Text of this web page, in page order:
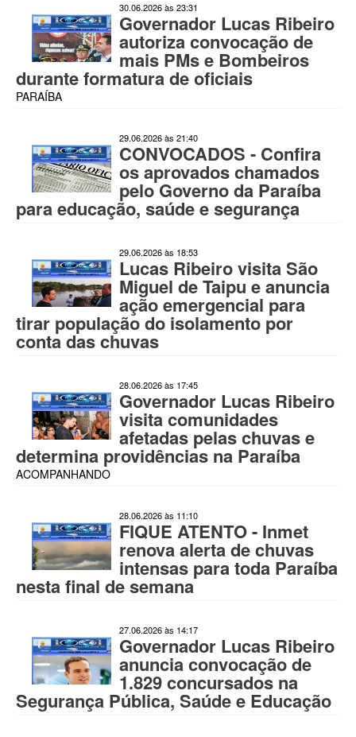
30.06.2026 às 23:31
Governador Lucas Ribeiro
autoriza convocação de
mais PMs e Bombeiros
durante formatura de oficiais
PARAÍBA
29.06.2026 às 21:40
CONVOCADOS - Confira
os aprovados chamados
pelo Governo da Paraíba
para educação, saúde e segurança
29.06.2026 às 18:53
Lucas Ribeiro visita São
Miguel de Taipu e anuncia
ação emergencial para
tirar população do isolamento por
conta das chuvas
28.06.2026 às 17:45
Governador Lucas Ribeiro
visita comunidades
afetadas pelas chuvas e
determina providências na Paraíba
ACOMPANHANDO
28.06.2026 às 11:10
FIQUE ATENTO - Inmet
renova alerta de chuvas
intensas para toda Paraíba
nesta final de semana
27.06.2026 às 14:17
Governador Lucas Ribeiro
anuncia convocação de
1.829 concursados na
Segurança Pública, Saúde e Educação